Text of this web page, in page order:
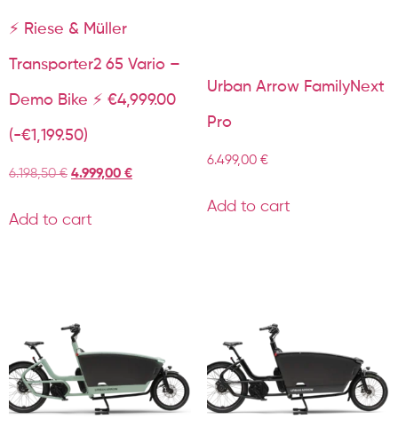
⚡️ Riese & Müller
Transporter2 65 Vario –
Demo Bike ⚡️ €4,999.00
(-€1,199.50)
6.198,50€ 4.999,00 €
Add to cart
Urban Arrow FamilyNext
Pro
6.499,00 €
Add to cart